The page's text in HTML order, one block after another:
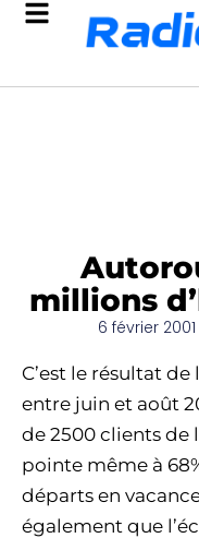
millions
6 février
C’est le résultat
entre juin et août
de 2500 clients de
pointe même à
départs en
également que